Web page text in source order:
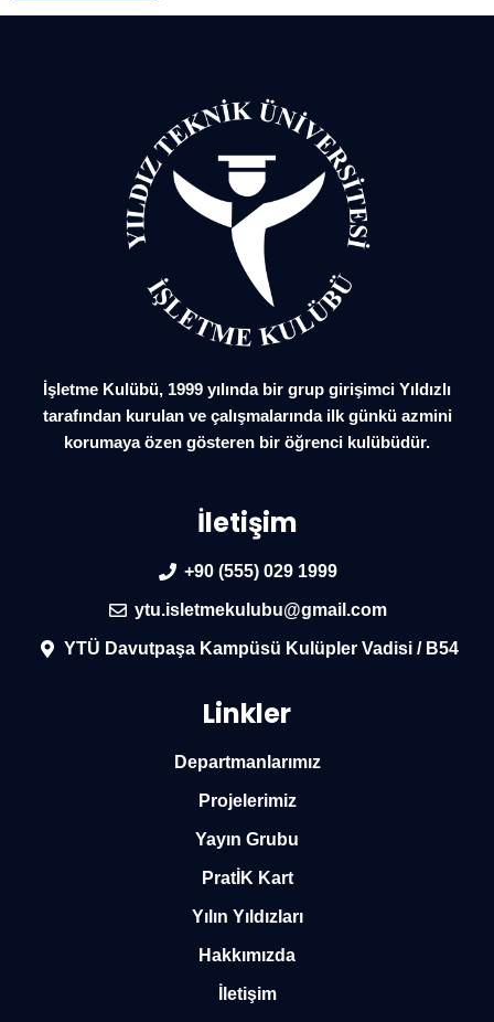
İşletme Kulübü, 1999 yılında bir grup girişimci Yıldızlı
tarafından kurulan ve çalışmalarında ilk günkü azmini
korumaya özen gösteren bir öğrenci kulübüdür.
İletişim
+90 (555) 029 1999
ytu.isletmekulubu@gmail.com
YTÜ Davutpaşa Kampüsü Kulüpler Vadisi / B54
Linkler
Departmanlarımız
Projelerimiz
Yayın Grubu
PratİK Kart
Yılın Yıldızları
Hakkımızda
İletişim